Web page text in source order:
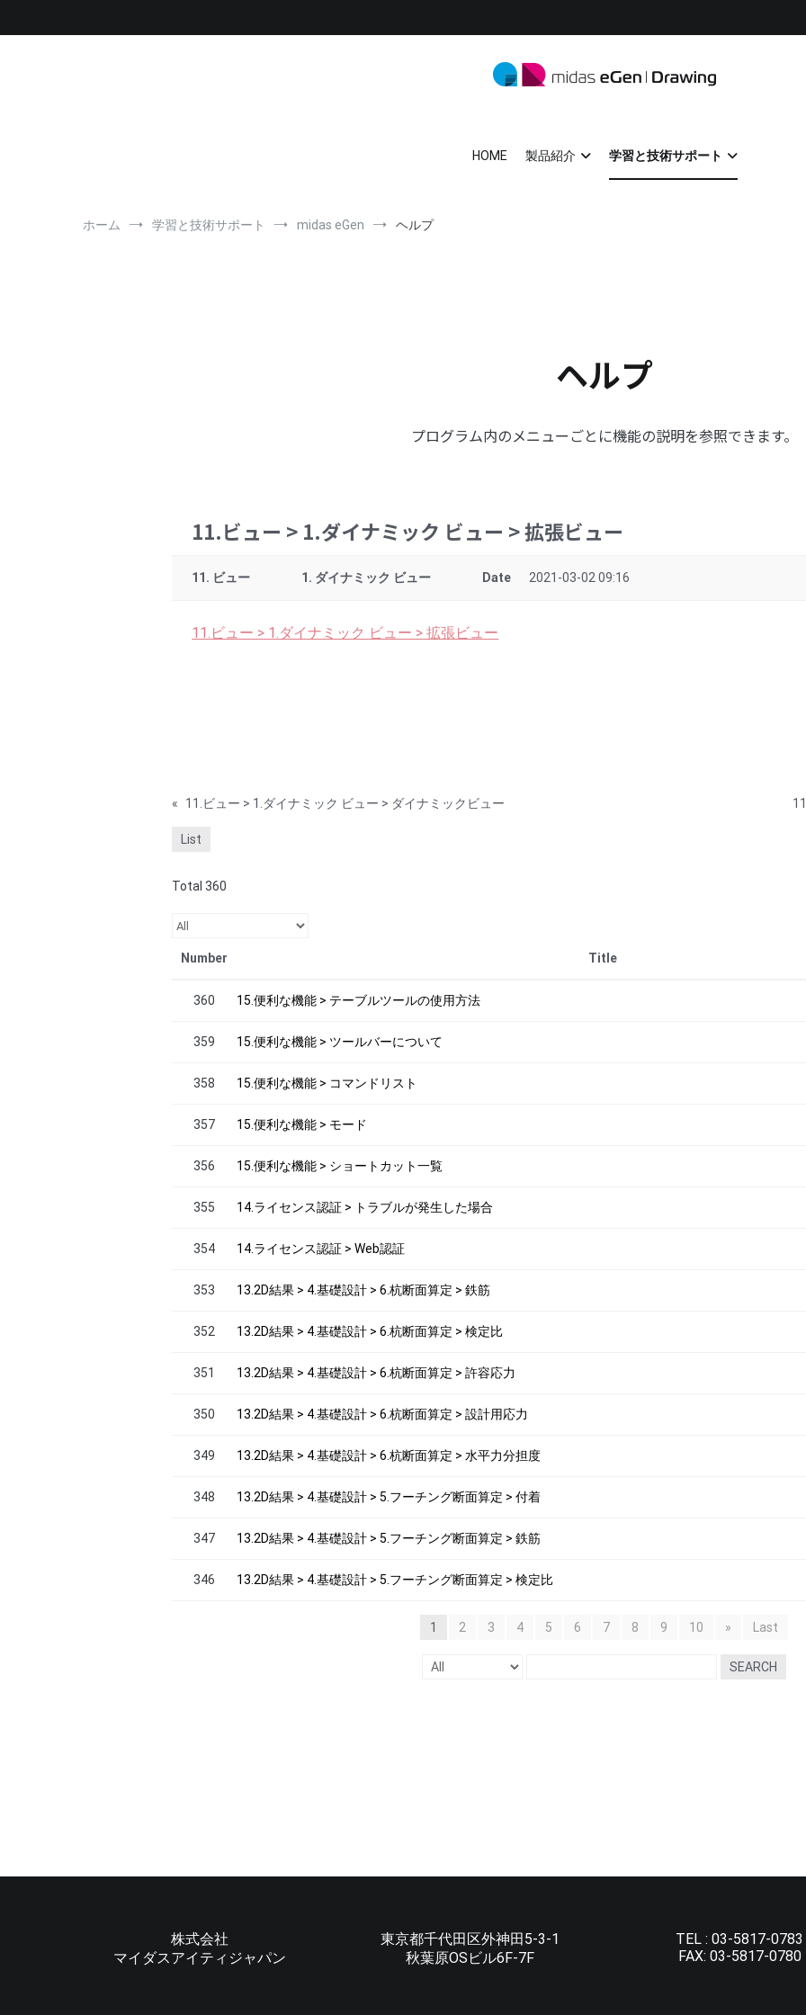
HOME 製品紹介 学習と技術サポート
ホーム 学習と技術サポート midas eGen ヘルプ
ヘルプ
プログラム内のメニューごとに機能の説明を参照できます。
11.ビュー > 1.ダイナミック ビュー > 拡張ビュー
11. ビュー 1. ダイナミック ビュー Date 2021-03-02 09:16
11.ビュー > 1.ダイナミック ビュー > 拡張ビュー
« 11.ビュー > 1.ダイナミック ビュー > ダイナミックビュー
List
Total 360
Number Title
360 15.便利な機能 > テーブルツールの使用方法
359 15.便利な機能 > ツールバーについて
358 15.便利な機能 > コマンドリスト
357 15.便利な機能 > モード
356 15.便利な機能 > ショートカット一覧
355 14.ライセンス認証 > トラブルが発生した場合
354 14.ライセンス認証 > Web認証
353 13.2D結果 > 4.基礎設計 > 6.杭断面算定 > 鉄筋
352 13.2D結果 > 4.基礎設計 > 6.杭断面算定 > 検定比
351 13.2D結果 > 4.基礎設計 > 6.杭断面算定 > 許容応力
350 13.2D結果 > 4.基礎設計 > 6.杭断面算定 > 設計用応力
349 13.2D結果 > 4.基礎設計 > 6.杭断面算定 > 水平力分担度
348 13.2D結果 > 4.基礎設計 > 5.フーチング断面算定 > 付着
347 13.2D結果 > 4.基礎設計 > 5.フーチング断面算定 > 鉄筋
346 13.2D結果 > 4.基礎設計 > 5.フーチング断面算定 > 検定比
1 2 3 4 5 6 7 8 9 10 » Last
SEARCH
株式会社
マイダスアイティジャパン
東京都千代田区外神田5-3-1
秋葉原OSビル6F-7F
TEL : 03-5817-0783
FAX: 03-5817-0780